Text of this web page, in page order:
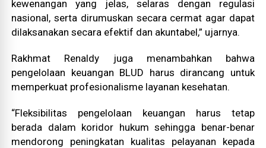
kewenangan yang jelas, selaras dengan regulasi
nasional, serta dirumuskan secara cermat agar dapat
dilaksanakan secara efektif dan akuntabel,” ujarnya.
Rakhmat Renaldy juga menambahkan bahwa
pengelolaan keuangan BLUD harus dirancang untuk
memperkuat profesionalisme layanan kesehatan.
“Fleksibilitas pengelolaan keuangan harus tetap
berada dalam koridor hukum sehingga benar-benar
mendorong peningkatan kualitas pelayanan kepada